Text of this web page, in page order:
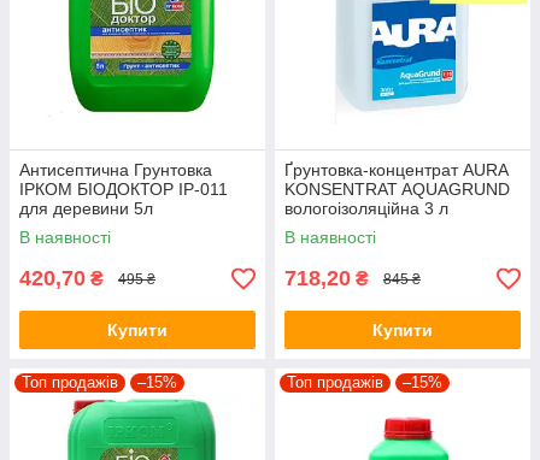
Антисептична Грунтовка
ІРКОМ БІОДОКТОР ІР-011
для деревини 5л
В наявності
420,70 ₴ 495 ₴
Купити
Ґрунтовка-концентрат AURA
KONSENTRAT AQUAGRUND
вологоізоляційна 3 л
В наявності
718,20 ₴ 845 ₴
Купити
Топ продажів –15% Топ продажів –15%